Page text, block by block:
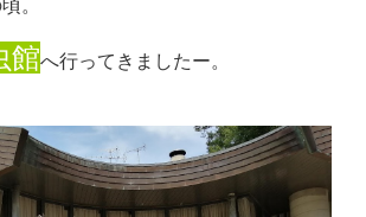
。
館へ行ってきましたー。